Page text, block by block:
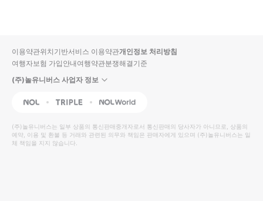
입니
다.
높
은
순
동
영
상
순
상
이용약관위치기반서비스 이용약관개인정보 처리방침
여행자보험 가입안내여행약관분쟁해결기준
(주)놀유니버스 사업자 정보
NOL Triple Interpark Global
(주)놀유니버스는 일부 상품의 통신판매중개자로서 통신판매의 당사자가 아니므로, 상품의
예약, 이용 및 환불 등 거래와 관련된 의무와 책임은 판매자에게 있으며 (주)놀유니버스는 일
체 책임을 지지 않습니다.